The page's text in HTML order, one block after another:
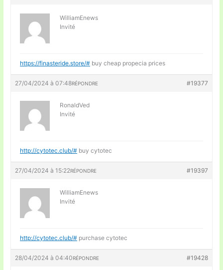
WilliamEnews
Invité
https://finasteride.store/# buy cheap propecia prices
27/04/2024 à 07:48 #19377
RÉPONDRE
RonaldVed
Invité
http://cytotec.club/# buy cytotec
27/04/2024 à 15:22 #19397
RÉPONDRE
WilliamEnews
Invité
http://cytotec.club/# purchase cytotec
28/04/2024 à 04:40 #19428
RÉPONDRE